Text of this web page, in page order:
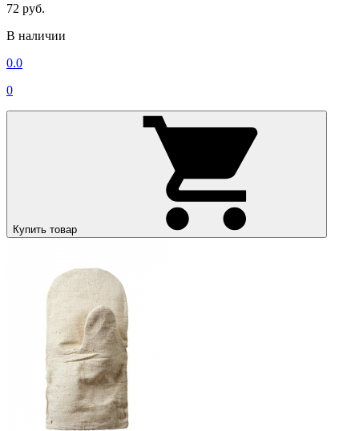
72 руб.
В наличии
0.0
0
Купить товар